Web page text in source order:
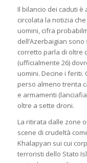
Il bilancio dei caduti
circolata la notizia
uomini, cifra
dell’Azerbaigian
corretto parla di oltre
(ufficialmente 26)
uomini. Decine i
perso almeno trenta
e armamenti
oltre a sette droni.
La ritirata dalle zone
scene di crudeltà
Khalapyan sui cui
terroristi dello Stato